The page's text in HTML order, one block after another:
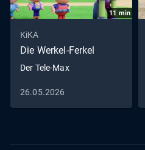
11 min
KiKA
Die Werkel-Ferkel
Der Tele-Max
26.05.2026